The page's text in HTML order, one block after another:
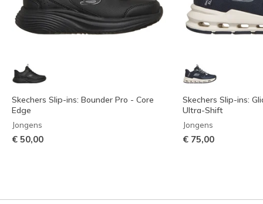
Skechers Slip-ins: Bounder Pro - Core
Edge
Jongens
€ 50,00
Skechers Slip-ins:
Ultra-Shift
Jongens
€ 75,00